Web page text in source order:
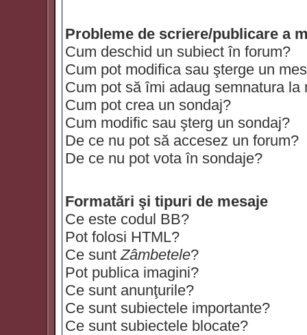
Probleme de scriere/publicare a
Cum deschid un subiect în forum?
Cum pot modifica sau şterge un
Cum pot să îmi adaug semnatura la
Cum pot crea un sondaj?
Cum modific sau şterg un sondaj?
De ce nu pot să accesez un forum?
De ce nu pot vota în sondaje?
Formatări şi tipuri de mesaje
Ce este codul BB?
Pot folosi HTML?
Ce suntZâmbetele?
Pot publica imagini?
Ce sunt anunţurile?
Ce sunt subiectele importante?
Ce sunt subiectele blocate?